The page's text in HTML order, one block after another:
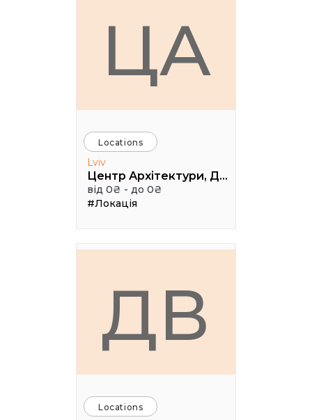
ЦА
Locations
Lviv
Центр Архітектури, Дизайну та Урбаністики Порохова ВЕЖА
від 0₴ - до 0₴
#Локація
ДВ
Locations